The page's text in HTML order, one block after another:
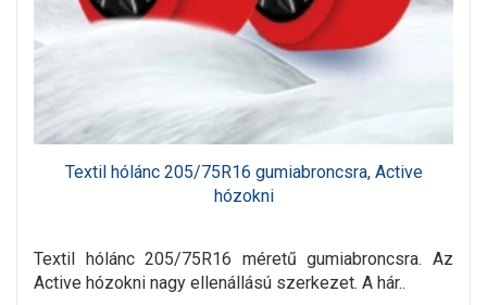
Textil hólánc 205/75R16 gumiabroncsra, Active
hózokni
Textil hólánc 205/75R16 méretű gumiabroncsra. Az
Active hózokni nagy ellenállású szerkezet. A hár..